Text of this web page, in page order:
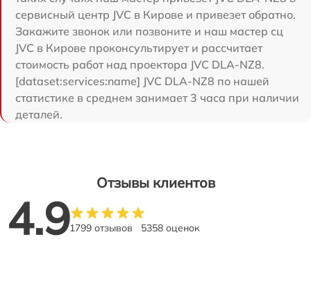
сервисный центр JVC в Кирове и привезет обратно.
Закажите звонок или позвоните и наш мастер сц
JVC в Кирове проконсультирует и рассчитает
стоимость работ над проектора JVC DLA-NZ8.
[dataset:services:name] JVC DLA-NZ8 по нашей
статистике в среднем занимает 3 часа при наличии
деталей.
Отзывы клиентов
4.91799 отзывов 5358 оценок